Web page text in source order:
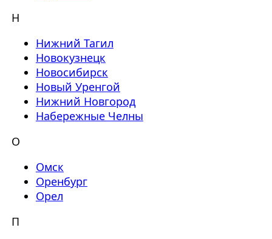
Н
Нижний Тагил
Новокузнецк
Новосибирск
Новый Уренгой
Нижний Новгород
Набережные Челны
О
Омск
Оренбург
Орел
П